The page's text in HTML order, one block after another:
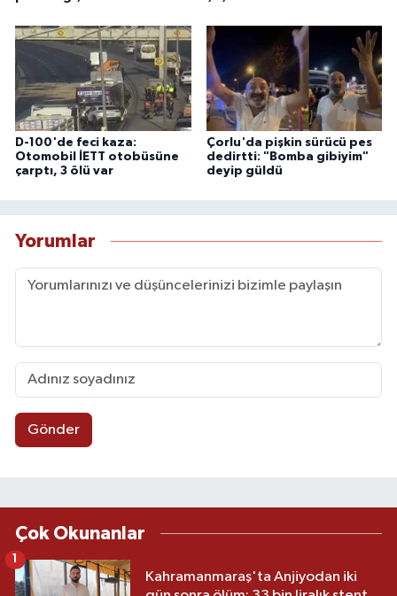
D-100'de feci kaza:
Otomobil İETT otobüsüne
çarptı, 3 ölü var
Çorlu'da pişkin sürücü pes
dedirtti: "Bomba gibiyim"
deyip güldü
Yorumlar
Gönder
Çok Okunanlar
Kahramanmaraş'ta Anjiyodan iki